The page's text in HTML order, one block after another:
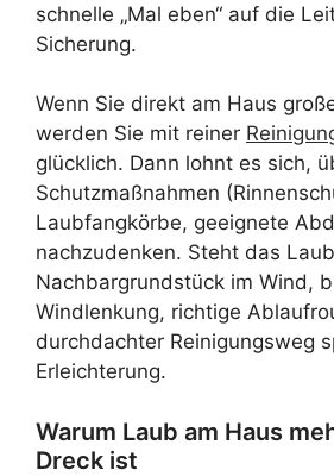
schnelle „Mal eben“ auf die
Sicherung.
Wenn Sie direkt am Haus
werden Sie mit reiner
glücklich. Dann lohnt es sich,
Schutzmaßnahmen
Laubfangkörbe, geeignete
nachzudenken. Steht das
Nachbargrundstück im Wind,
Windlenkung, richtige
durchdachter Reinigungsweg
Erleichterung.
Warum Laub am Haus
Dreck ist